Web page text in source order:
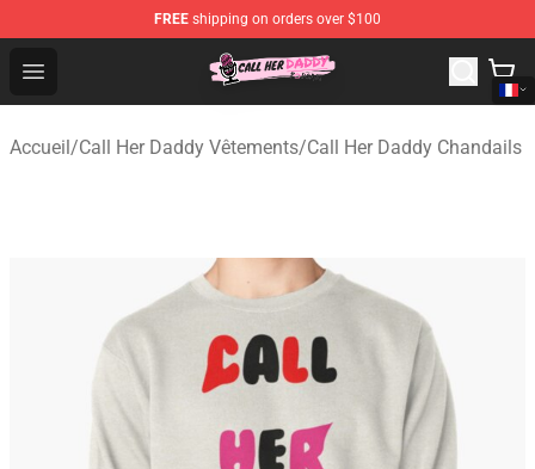
FREE shipping on orders over $100
Open menu
Call Her Daddy Store - Official Call Her Daddy
Accueil/Call Her Daddy Vêtements/Call Her Daddy Chandails